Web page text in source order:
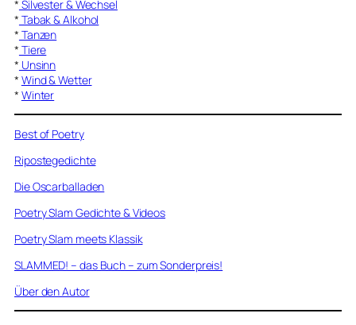
* Silvester & Wechsel
* Tabak & Alkohol
* Tanzen
* Tiere
* Unsinn
* Wind & Wetter
* Winter
Best of Poetry
Ripostegedichte
Die Oscarballaden
Poetry Slam Gedichte & Videos
Poetry Slam meets Klassik
SLAMMED! – das Buch – zum Sonderpreis!
Über den Autor